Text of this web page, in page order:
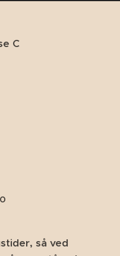
C
så ved